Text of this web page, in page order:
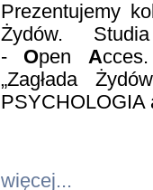
Prezentujemy
Żydów.
- Open A
„Zagłada
PSYCHOLOGIA
więcej...